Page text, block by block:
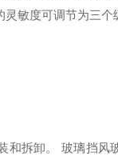
敏度可调节为三个
和拆卸。 玻璃挡风